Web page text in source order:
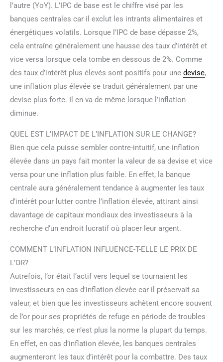
l’autre (YoY). L’IPC de base est le chiffre visé par les
banques centrales car il exclut les intrants alimentaires et
énergétiques volatils. Lorsque l’IPC de base dépasse 2%,
cela entraîne généralement une hausse des taux d’intérêt et
vice versa lorsque cela tombe en dessous de 2%. Comme
des taux d’intérêt plus élevés sont positifs pour une devise,
une inflation plus élevée se traduit généralement par une
devise plus forte. Il en va de même lorsque l’inflation
diminue.
QUEL EST L’IMPACT DE L’INFLATION SUR LE CHANGE?
Bien que cela puisse sembler contre-intuitif, une inflation
élevée dans un pays fait monter la valeur de sa devise et vice
versa pour une inflation plus faible. En effet, la banque
centrale aura généralement tendance à augmenter les taux
d’intérêt pour lutter contre l’inflation élevée, attirant ainsi
davantage de capitaux mondiaux des investisseurs à la
recherche d’un endroit lucratif où placer leur argent.
COMMENT L’INFLATION INFLUENCE-T-ELLE LE PRIX DE
L’OR?
Autrefois, l’or était l’actif vers lequel se tournaient les
investisseurs en cas d’inflation élevée car il préservait sa
valeur, et bien que les investisseurs achètent encore souvent
de l’or pour ses propriétés de refuge en période de troubles
sur les marchés, ce n’est plus la norme la plupart du temps.
En effet, en cas d’inflation élevée, les banques centrales
augmenteront les taux d’intérêt pour la combattre. Des taux